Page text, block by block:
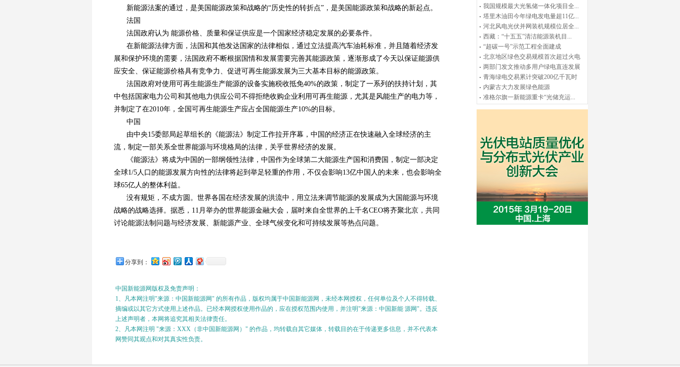
新能源法案的通过，是美国能源政策和战略的“历史性的转折点”，是美国能源政策和战略的新起点。
法国
法国政府认为 能源价格、质量和保证供应是一个国家经济稳定发展的必要条件。
在新能源法律方面，法国和其他发达国家的法律相似，通过立法提高汽车油耗标准，并且随着经济发
展和保护环境的需要，法国政府不断根据国情和发展需要完善其能源政策，逐渐形成了今天以保证能源供
应安全、保证能源价格具有竞争力、促进可再生能源发展为三大基本目标的能源政策。
法国政府对使用可再生能源生产能源的设备实施税收抵免40%的政策，制定了一系列的扶持计划，其
中包括国家电力公司和其他电力供应公司不得拒绝收购企业利用可再生能源，尤其是风能生产的电力等，
并制定了在2010年，全国可再生能源生产应占全国能源生产10%的目标。
中国
由中央15委部局起草组长的《能源法》制定工作拉开序幕，中国的经济正在快速融入全球经济的主
流，制定一部关系全世界能源与环境格局的法律，关乎世界经济的发展。
《能源法》将成为中国的一部纲领性法律，中国作为全球第二大能源生产国和消费国，制定一部决定
全球1/5人口的能源发展方向性的法律将起到举足轻重的作用，不仅会影响13亿中国人的未来，也会影响全
球65亿人的整体利益。
没有规矩，不成方圆。世界各国在经济发展的洪流中，用立法来调节能源的发展成为大国能源与环境
战略的战略选择。据悉，11月举办的世界能源金融大会，届时来自全世界的上千名CEO将齐聚北京，共同
讨论能源法制问题与经济发展、新能源产业、全球气候变化和可持续发展等热点问题。
分享到：
中国新能源网版权及免责声明：
1、凡本网注明"来源：中国新能源网" 的所有作品，版权均属于中国新能源网，未经本网授权，任何单位及个人不得转载、
摘编或以其它方式使用上述作品。已经本网授权使用作品的，应在授权范围内使用，并注明"来源：中国新能 源网"。违反
上述声明者，本网将追究其相关法律责任。
2、凡本网注明 "来源：XXX（非中国新能源网）" 的作品，均转载自其它媒体，转载目的在于传递更多信息，并不代表本
网赞同其观点和对其真实性负责。
我国规模最大光氢储一体化项目全...
塔里木油田今年绿电发电量超11亿...
河北风电光伏并网装机规模位居全...
西藏：“十五五”清洁能源装机目...
“超碳一号”示范工程全面建成
北京地区绿色交易规模首次超过火电
两部门发文推动多用户绿电直连发展
青海绿电交易累计突破200亿千瓦时
内蒙古大力发展绿色能源
准格尔旗一新能源重卡“光储充运...